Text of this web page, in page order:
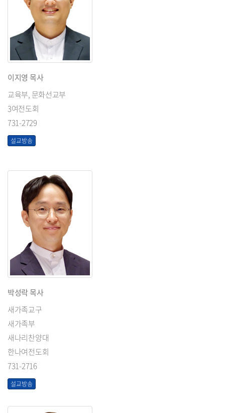
이지영 목사
교육부, 문화선교부
3여전도회
731-2729
설교방송
박성락 목사
새가족교구
새가족부
새나리찬양대
한나여전도회
731-2716
설교방송